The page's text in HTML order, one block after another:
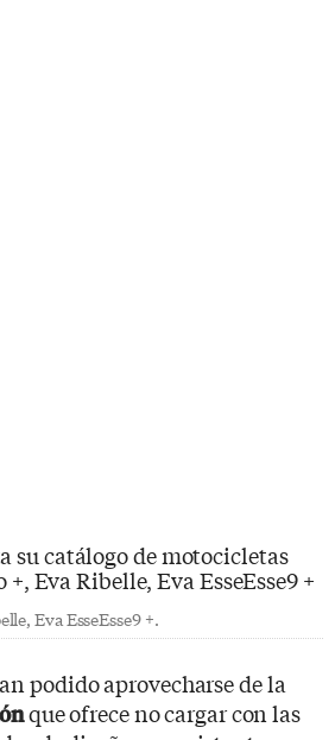
Eva EsseEsse9 +.
podido aprovecharse de la
que ofrece no cargar con las